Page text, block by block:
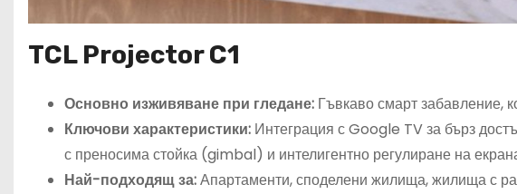
TCL Projector C1
Основно изживяване при гледане: Гъвкаво смарт забавление,
Ключови характеристики: Интеграция с Google TV за бърз
с преносима стойка (gimbal) и интелигентно регулиране на
Най-подходящ за:Апартаменти, споделени жилища, жилища с